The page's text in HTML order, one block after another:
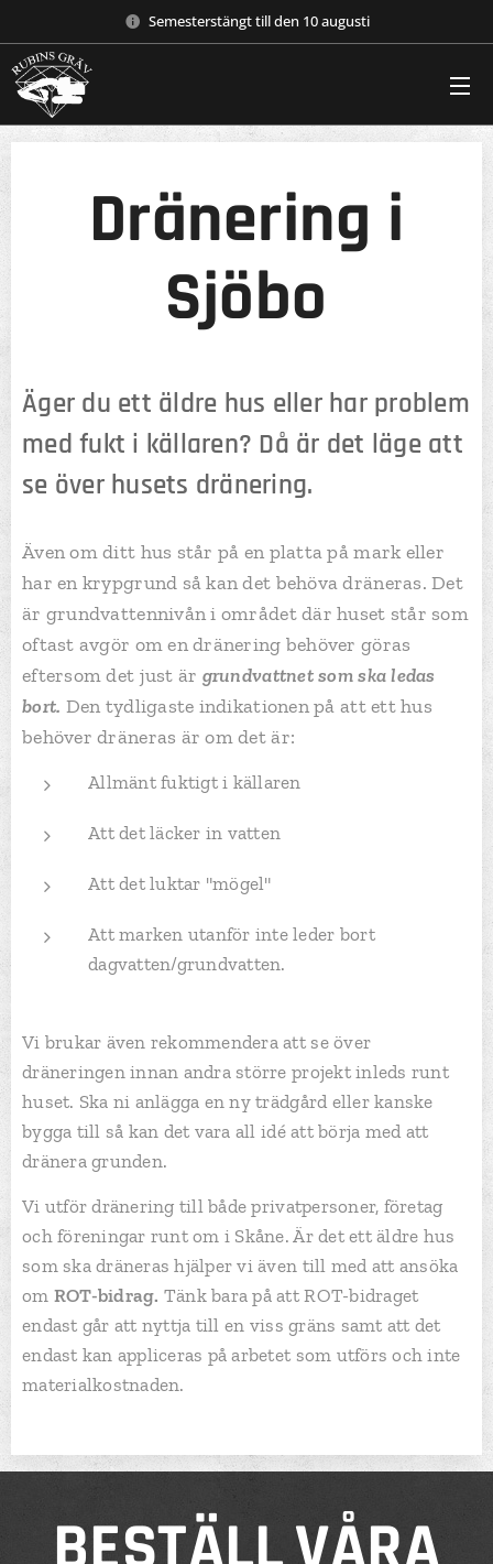
Semesterstängt till den 10 augusti
Dränering i
Sjöbo
Äger du ett äldre hus eller har problem
med fukt i källaren? Då är det läge att
se över husets dränering.
Även om ditt hus står på en platta på mark eller
har en krypgrund så kan det behöva dräneras. Det
är grundvattennivån i området där huset står som
oftast avgör om en dränering behöver göras
eftersom det just är grundvattnet som ska ledas
bort. Den tydligaste indikationen på att ett hus
behöver dräneras är om det är:
Allmänt fuktigt i källaren
Att det läcker in vatten
Att det luktar "mögel"
Att marken utanför inte leder bort
dagvatten/grundvatten.
Vi brukar även rekommendera att se över
dräneringen innan andra större projekt inleds runt
huset. Ska ni anlägga en ny trädgård eller kanske
bygga till så kan det vara all idé att börja med att
dränera grunden.
Vi utför dränering till både privatpersoner, företag
och föreningar runt om i Skåne. Är det ett äldre hus
som ska dräneras hjälper vi även till med att ansöka
om ROT-bidrag. Tänk bara på att ROT-bidraget
endast går att nyttja till en viss gräns samt att det
endast kan appliceras på arbetet som utförs och inte
materialkostnaden.